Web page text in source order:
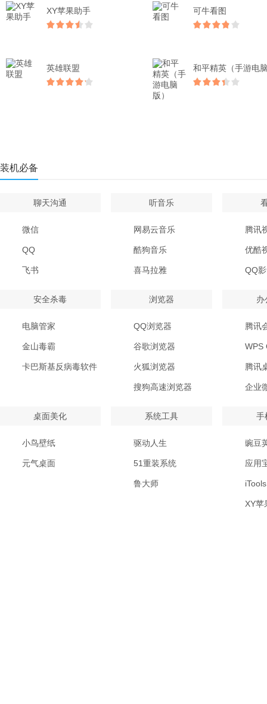
XY苹果助手 可牛看图
英雄联盟
装机必备
聊天沟通
微信
QQ
飞书
听音乐
网易云音乐
酷狗音乐
喜马拉雅
腾讯
优酷
QQ
安全杀毒
电脑管家
金山毒霸
卡巴斯基反病毒软件
浏览器
QQ浏览器
谷歌浏览器
火狐浏览器
搜狗高速浏览器
办
腾讯
WPS
腾讯
企业
桌面美化
小鸟壁纸
元气桌面
系统工具
驱动人生
51重装系统
鲁大师
手
豌豆
应用
iTools
XY苹